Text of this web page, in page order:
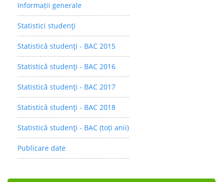
Informații generale
Statistici studenţi
Statistică studenţi - BAC 2015
Statistică studenţi - BAC 2016
Statistică studenţi - BAC 2017
Statistică studenţi - BAC 2018
Statistică studenţi - BAC (toți anii)
Publicare date